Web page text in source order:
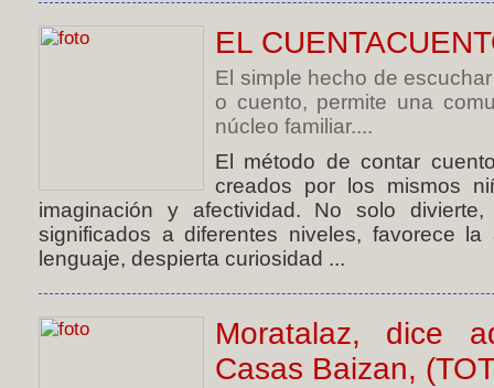
EL
El simple hecho de
o cuento, permite una
núcleo familiar....
El método de contar
creados por los mismos
imaginación y afectividad. No solo
significados a diferentes niveles, favorece
lenguaje, despierta curiosidad ...
Moratalaz, dice
Casas Baizan,